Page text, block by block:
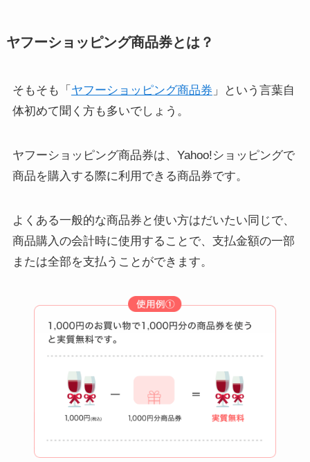
ヤフーショッピング商品券とは？
そもそも「 ヤフーショッピング商品券 」という言葉自
体初めて聞く方も多いでしょう。
ヤフーショッピング商品券は、Yahoo!ショッピングで
商品を購入する際に利用できる商品券です。
よくある一般的な商品券と使い方はだいたい同じで、
商品購入の会計時に使用することで、支払金額の一部
または全部を支払うことができます。